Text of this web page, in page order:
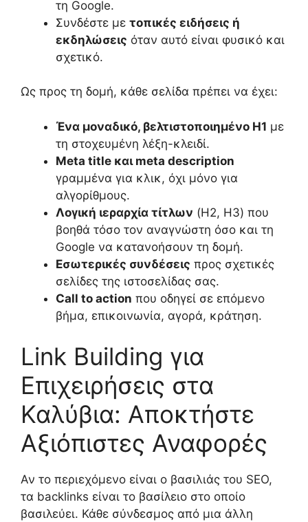
τη Google.
Συνδέστε με τοπικές ειδήσεις ή
εκδηλώσεις όταν αυτό είναι φυσικό και
σχετικό.
Ως προς τη δομή, κάθε σελίδα πρέπει να έχει:
Ένα μοναδικό, βελτιστοποιημένο H1 με
τη στοχευμένη λέξη-κλειδί.
Meta title και meta description
γραμμένα για κλικ, όχι μόνο για
αλγορίθμους.
Λογική ιεραρχία τίτλων (H2, H3) που
βοηθά τόσο τον αναγνώστη όσο και τη
Google να κατανοήσουν τη δομή.
Εσωτερικές συνδέσεις προς σχετικές
σελίδες της ιστοσελίδας σας.
Call to action που οδηγεί σε επόμενο
βήμα, επικοινωνία, αγορά, κράτηση.
Link Building για
Επιχειρήσεις στα
Καλύβια: Αποκτήστε
Αξιόπιστες Αναφορές
Αν το περιεχόμενο είναι ο βασιλιάς του SEO,
τα backlinks είναι το βασίλειο στο οποίο
βασιλεύει. Κάθε σύνδεσμος από μια άλλη